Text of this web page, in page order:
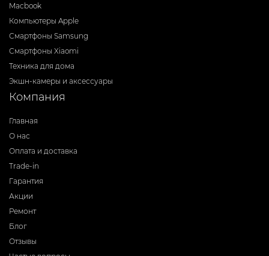
Macbook
Компьютеры Apple
Смартфоны Samsung
Смартфоны Xiaomi
Техника для дома
Экшн-камеры и аксессуары
Компания
Главная
О нас
Оплата и доставка
Trade-in
Гарантия
Акции
Ремонт
Блог
Отзывы